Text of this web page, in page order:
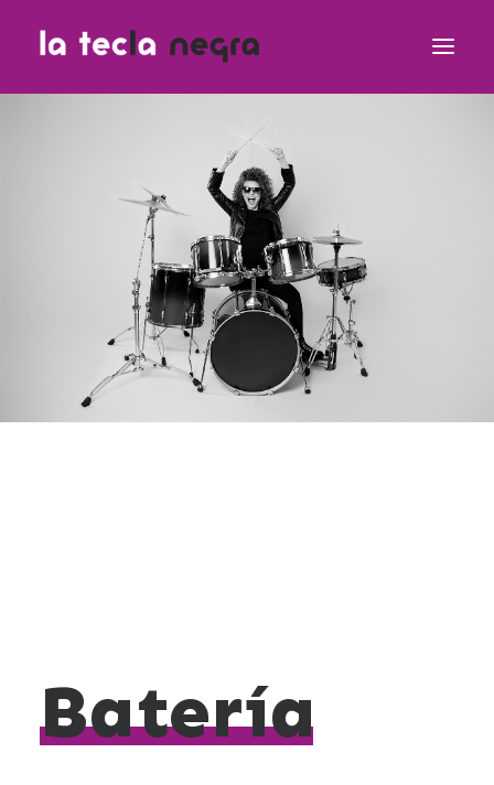
Clases
Equipo Teclero
Contacto
¿Dudas?
Batería